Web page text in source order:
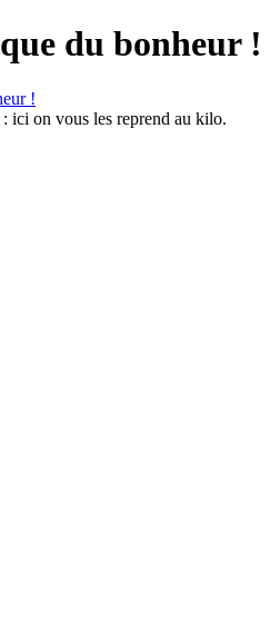
du bonheur !
ici on vous les reprend au kilo.